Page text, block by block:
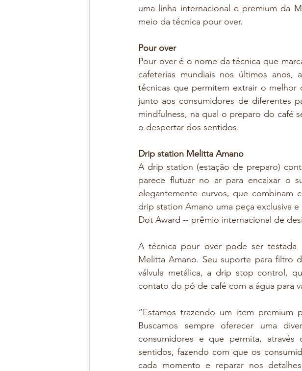
uma linha internacional e premium da
meio da técnica pour over.
Pour over
Pour over é o nome da técnica que
cafeterias mundiais nos últimos
técnicas que permitem extrair o
junto aos consumidores de diferentes
mindfulness, na qual o preparo do café
o despertar dos sentidos.
Drip station Melitta Amano
A drip station (estação de preparo)
parece flutuar no ar para encaixar o
elegantemente curvos, que combinam
drip station Amano uma peça exclusiva
Dot Award -- prêmio internacional de
A técnica pour over pode ser testada
Melitta Amano. Seu suporte para filtro
válvula metálica, a drip stop control,
contato do pó de café com a água para
“Estamos trazendo um item premium
Buscamos sempre oferecer uma
consumidores e que permita,
sentidos, fazendo com que os
cada momento e reparar nos